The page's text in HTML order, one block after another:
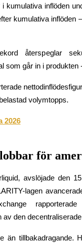
kumulativa inflöden
kumulativa
återspeglar
som går in i produkten
volymtopps.
2026
för
avslöjade den
lagen
den
än tillbakadragande.